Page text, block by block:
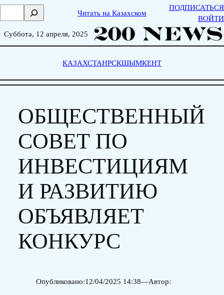
Skip
о
Читать на Казахском
ПОДПИСАТЬСЯ
ВОЙТИ
Суббота, 12 апреля, 2025
КАЗАХСТАНРСКШЫМКЕНТ
ОБЩЕСТВЕННЫЙ
СОВЕТ ПО
ИНВЕСТИЦИЯМ
И РАЗВИТИЮ
ОБЪЯВЛЯЕТ
КОНКУРС
Опубликовано:12/04/2025 14:38—Автор: